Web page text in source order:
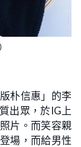
朴信惠」的李
出眾，於IG上
片。而笑容親
場，而給男性